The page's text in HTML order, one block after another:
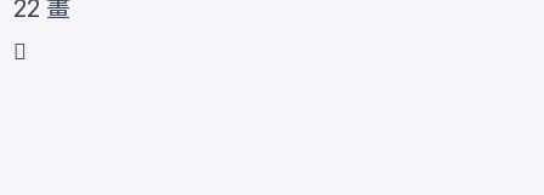
22 畫
𧰥